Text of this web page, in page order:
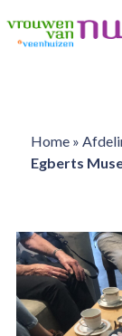
Home»
Egberts